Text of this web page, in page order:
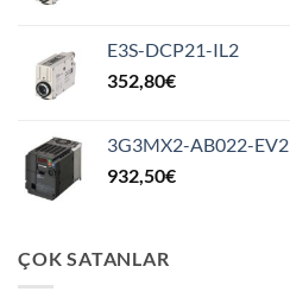
E3S-DCP21-IL2
352,80€
3G3MX2-AB022-EV2
932,50€
ÇOK SATANLAR